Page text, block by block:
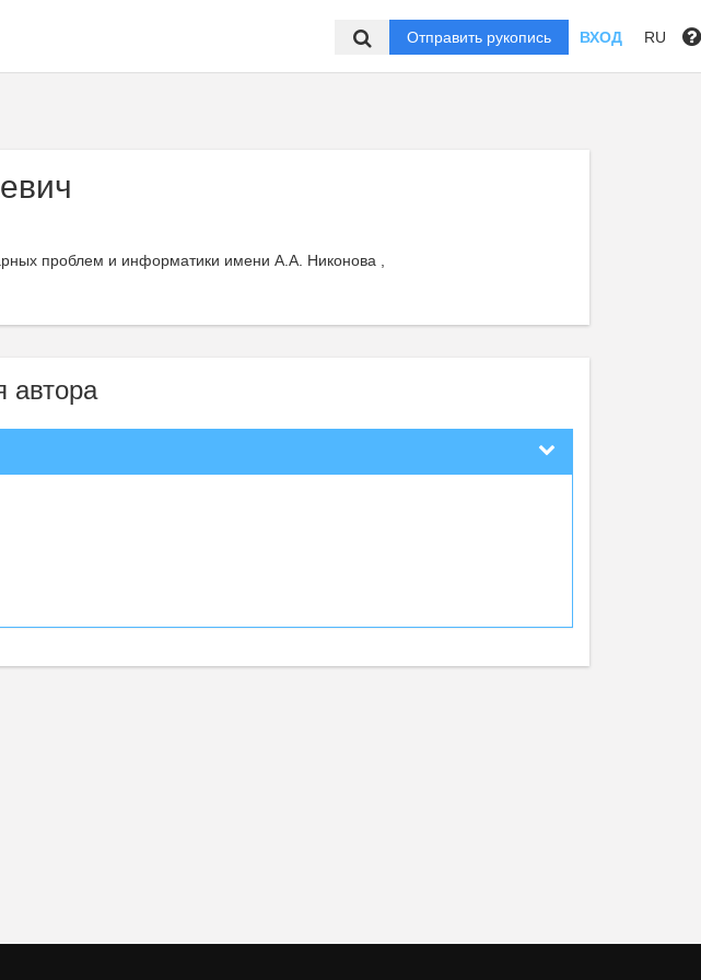
Отправить рукопись ВХОД RU
проблем и информатики имени А.А. Никонова ,
автора